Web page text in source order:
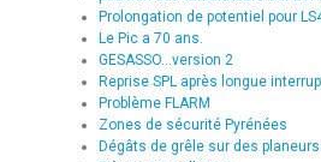
Prolongation de potentiel pour
Le Pic a 70 ans.
GESASSO...version 2
Reprise SPL après longue
Problème FLARM
Zones de sécurité Pyrénées
Dégâts de grêle sur des